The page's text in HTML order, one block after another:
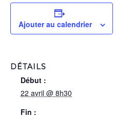
Ajouter au calendrier
DÉTAILS
Début :
22 avril @ 8h30
Fin :